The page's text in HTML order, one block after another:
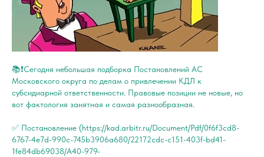
📚❗️Сегодня небольшая подборка Постановлений АС
Московского округа по делам о привлечении КДЛ к
субсидиарной ответственности. Правовые позиции не новые, но
вот фактология занятная и самая разнообразная.
✅ Постановление (https://kad.arbitr.ru/Document/Pdf/0f6f3cd8-
6767-4e7d-990c-745b3906a680/22172cdc-c151-403f-bd41-
1fe84db69038/A40-979-